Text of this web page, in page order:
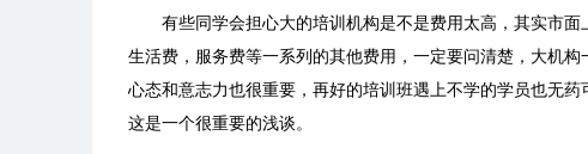
有些同学会担心大的培训机构是不是费用太高，其实市面
生活费，服务费等一系列的其他费用，一定要问清楚，大机
心态和意志力也很重要，再好的培训班遇上不学的学员也无
这是一个很重要的浅谈。